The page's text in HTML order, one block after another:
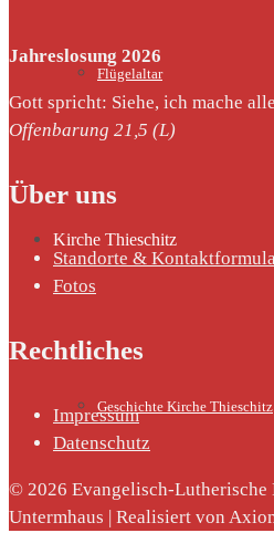
Flügelaltar
Kirche Thieschitz
Geschichte Kirche Thieschitz
Jahreslosung 2026
Gott spricht: Siehe, ich mache
Offenbarung 21,5 (L)
Über uns
Standorte &
Fotos
Rechtliches
Impressum
Datenschutz
© 2026 Evangelisch-Lutherische
Untermhaus | Realisiert von